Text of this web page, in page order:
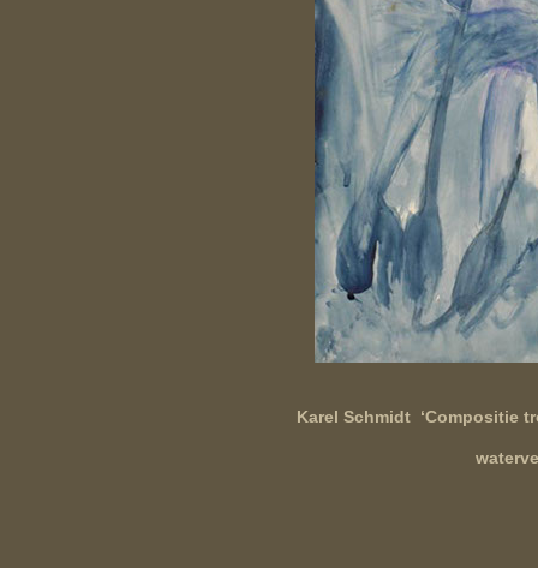
Karel Schmidt ‘Compositie